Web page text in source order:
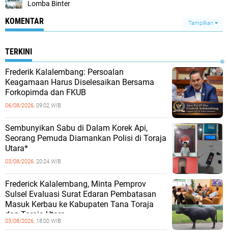
Lomba Binter
KOMENTAR Tampilkan
TERKINI
Frederik Kalalembang: Persoalan
Keagamaan Harus Diselesaikan Bersama
Forkopimda dan FKUB
06/08/2026, 09:02 WIB
Sembunyikan Sabu di Dalam Korek Api,
Seorang Pemuda Diamankan Polisi di Toraja
Utara*
03/08/2026, 20:24 WIB
Frederick Kalalembang, Minta Pemprov
Sulsel Evaluasi Surat Edaran Pembatasan
Masuk Kerbau ke Kabupaten Tana Toraja
dan Toraja Utara
03/08/2026, 18:00 WIB